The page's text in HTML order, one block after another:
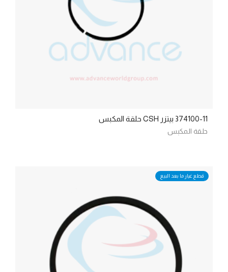
374100-11 بيتزر CSH حلقة المكبس
حلقة المكبس
قطع غيار ما بعد البيع